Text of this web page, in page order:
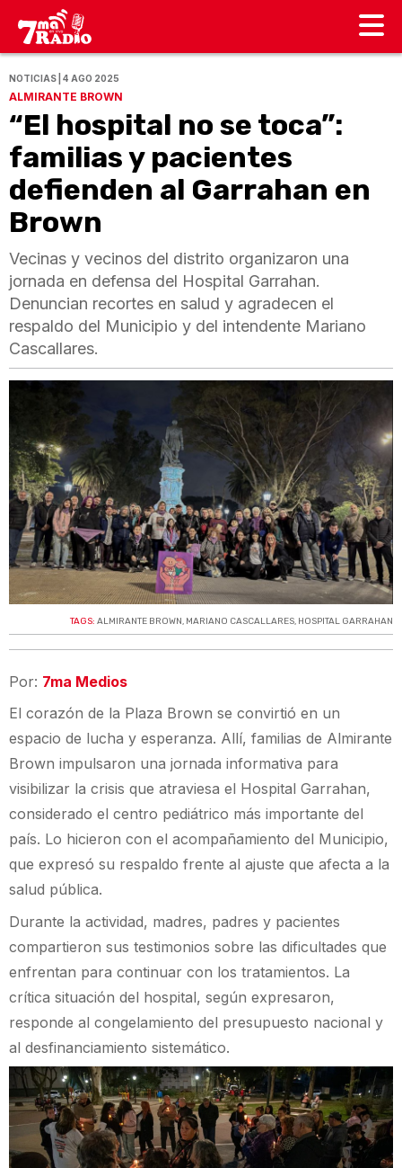
NOTICIAS | 4 AGO 2025
ALMIRANTE BROWN
“El hospital no se toca”:
familias y pacientes
defienden al Garrahan en
Brown
Vecinas y vecinos del distrito organizaron una
jornada en defensa del Hospital Garrahan.
Denuncian recortes en salud y agradecen el
respaldo del Municipio y del intendente Mariano
Cascallares.
TAGS: ALMIRANTE BROWN, MARIANO CASCALLARES, HOSPITAL GARRAHAN
Por: 7ma Medios
El corazón de la Plaza Brown se convirtió en un
espacio de lucha y esperanza. Allí, familias de Almirante
Brown impulsaron una jornada informativa para
visibilizar la crisis que atraviesa el Hospital Garrahan,
considerado el centro pediátrico más importante del
país. Lo hicieron con el acompañamiento del Municipio,
que expresó su respaldo frente al ajuste que afecta a la
salud pública.
Durante la actividad, madres, padres y pacientes
compartieron sus testimonios sobre las dificultades que
enfrentan para continuar con los tratamientos. La
crítica situación del hospital, según expresaron,
responde al congelamiento del presupuesto nacional y
al desfinanciamiento sistemático.